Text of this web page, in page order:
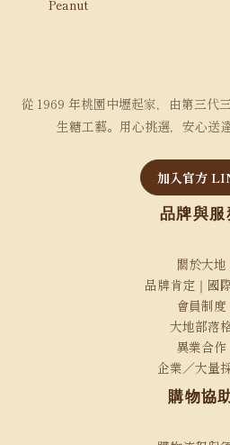
從 1969 年桃園中壢起家，由第三代
生糖工藝。用心挑選，安心送
加入官方
品牌與服
關於大地
品牌肯定｜國
會員制度
大地部落
異業合作
企業／大量
購物協